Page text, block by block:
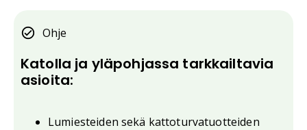
Ohje
Katolla ja yläpohjassa tarkkailtavia
asioita:
Lumiesteiden sekä kattoturvatuotteiden